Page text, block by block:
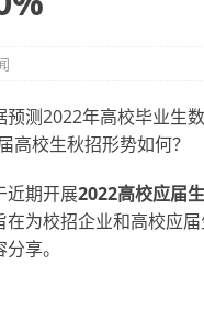
测2022年高校毕业生
高校生秋招形势如何？
近期开展2022高校应届
为校招企业和高校应
享。